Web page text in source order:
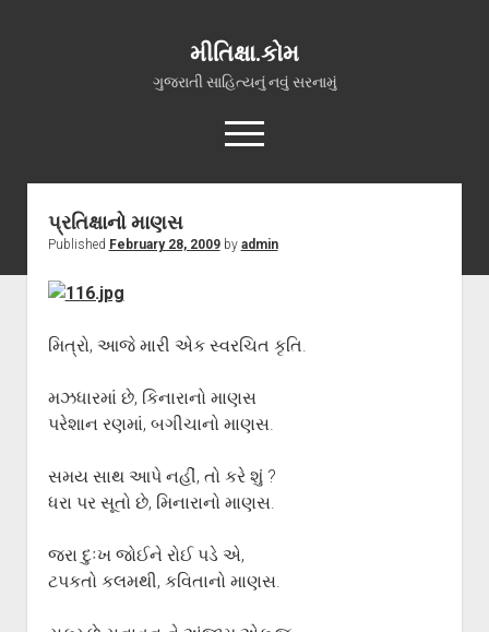
મીતિક્ષા.કોમ
ગુજરાતી સાહિત્યનું નવું સરનામું
open
menu
facebookyoutubehello@mitixa.com
સ્વાગત
ગુજરાતી ગઝલો
ગીત, પ્રાર્થના અને ભજન
અન્ય રચનાઓ
ગુજરાતી સાહિત્ય-જગત
સર્જકોને સલામ
પ્રતિક્ષાનો માણસ
Published February 28, 2009by admin
મિત્રો, આજે મારી એક સ્વરચિત કૃતિ.
મઝધારમાં છે, કિનારાનો માણસ
પરેશાન રણમાં, બગીચાનો માણસ.
સમય સાથ આપે નહીં, તો કરે શું ?
ધરા પર સૂતો છે, મિનારાનો માણસ.
જરા દુઃખ જોઈને રોઈ પડે એ,
ટપકતો કલમથી, કવિતાનો માણસ.